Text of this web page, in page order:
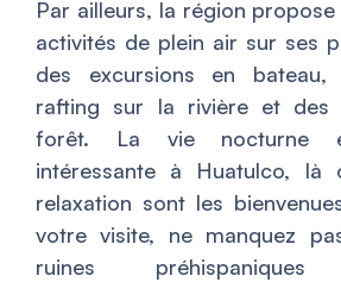
Par ailleurs, la région
activités de plein air sur ses
des excursions en
rafting sur la rivière et des
forêt. La vie nocturne
intéressante à Huatulco, là
relaxation sont les
votre visite, ne manquez
ruines